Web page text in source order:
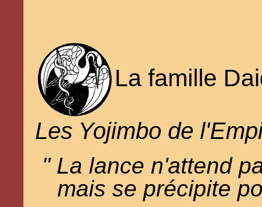
La famille
Les Yojimbo de
" La lance n'attend
mais se précipite